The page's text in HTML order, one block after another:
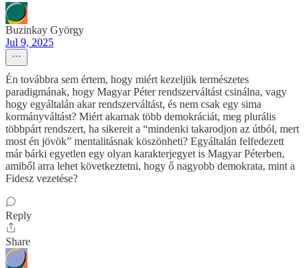
Buzinkay György
Jul 9, 2025
Én továbbra sem értem, hogy miért kezeljük természetes
paradigmának, hogy Magyar Péter rendszerváltást csinálna, vagy
hogy egyáltalán akar rendszerváltást, és nem csak egy sima
kormányváltást? Miért akarnak több demokráciát, meg plurális
többpárt rendszert, ha sikereit a “mindenki takarodjon az útból, mert
most én jövök” mentalitásnak köszönheti? Egyáltalán felfedezett
már bárki egyetlen egy olyan karakterjegyet is Magyar Péterben,
amiből arra lehet következtetni, hogy ő nagyobb demokrata, mint a
Fidesz vezetése?
Reply
Share